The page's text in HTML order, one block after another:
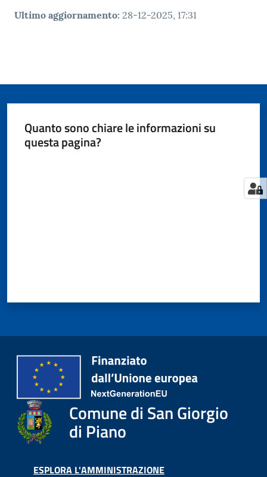
Ultimo aggiornamento: 28-12-2025, 17:31
Quanto sono chiare le informazioni su
questa pagina?
Comune di San Giorgio
di Piano
ESPLORA L'AMMINISTRAZIONE